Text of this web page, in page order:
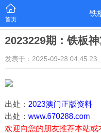
首页
铁
2023229期：铁板神
发表于：2025-09-28 04:45:23
出处： 2023澳门正版资料
出处： www.670288.com
欢迎向您的朋友推荐本站或